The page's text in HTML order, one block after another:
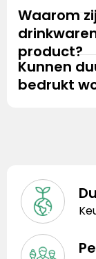
Waarom
product?
Kunnen
bedrukt